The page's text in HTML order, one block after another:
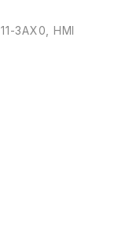
3AX0 HMI